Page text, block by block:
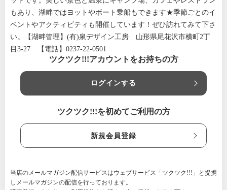
もあり、湖畔ではヨットやボート乗船もできます★季節ごとのイ
ベントやアクティビティも開催しています！ぜひ訪れてみて下さ
い。【湖畔管理】(有)泉デザイン工房 山形県尾花沢市横町2丁
目3-27 【電話】0237-22-0501
ツクツク!!!アカウントをお持ちの方
ログインする
ツクツク!!!を初めてご利用の方
新規会員登録
当店のメールマガジン配信サービスはウェブサービス「ツクツク!!!」と提携
しメールマガジンの配信を行っております。